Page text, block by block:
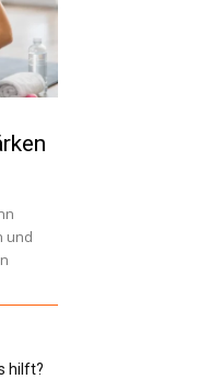
und
hilft?